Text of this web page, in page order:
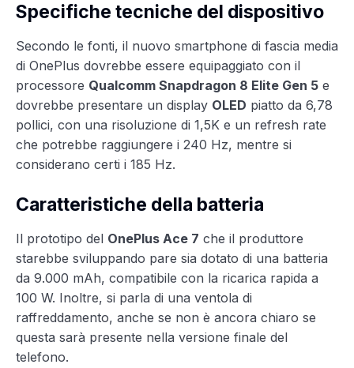
Specifiche tecniche del dispositivo
Secondo le fonti, il nuovo smartphone di fascia media
di OnePlus dovrebbe essere equipaggiato con il
processore Qualcomm Snapdragon 8 Elite Gen 5 e
dovrebbe presentare un display OLED piatto da 6,78
pollici, con una risoluzione di 1,5K e un refresh rate
che potrebbe raggiungere i 240 Hz, mentre si
considerano certi i 185 Hz.
Caratteristiche della batteria
Il prototipo del OnePlus Ace 7 che il produttore
starebbe sviluppando pare sia dotato di una batteria
da 9.000 mAh, compatibile con la ricarica rapida a
100 W. Inoltre, si parla di una ventola di
raffreddamento, anche se non è ancora chiaro se
questa sarà presente nella versione finale del
telefono.